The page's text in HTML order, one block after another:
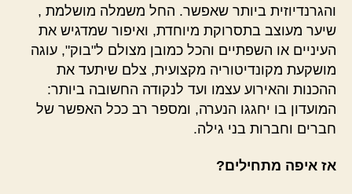
והגרנדיוזית ביותר שאפשר. החל משמלה מושלמת ,
שיער מעוצב בתסרוקת מיוחדת, ואיפור שמדגיש את
העיניים או השפתיים והכל כמובן מצולם ל"בוק", עוגה
מושקעת מקונדיטוריה מקצועית, צלם שיתעד את
ההכנות והאירוע עצמו ועד לנקודה החשובה ביותר:
המועדון בו יחגגו הנערה, ומספר רב ככל האפשר של
חברים וחברות בני גילה.
אז איפה מתחילים?